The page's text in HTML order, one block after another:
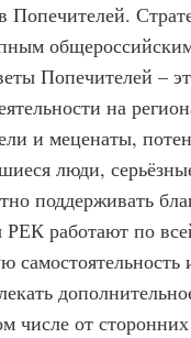
Попечителей.
Попечителей –
на
и меценаты,
люди,
поддерживать
РЕК работают по
числе от